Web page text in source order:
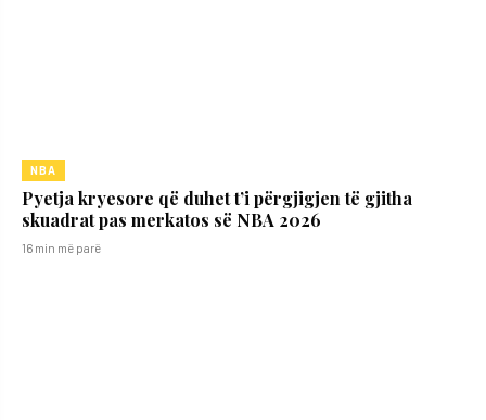
NBA
Pyetja kryesore që duhet t’i përgjigjen të gjitha
skuadrat pas merkatos së NBA 2026
16 min më parë